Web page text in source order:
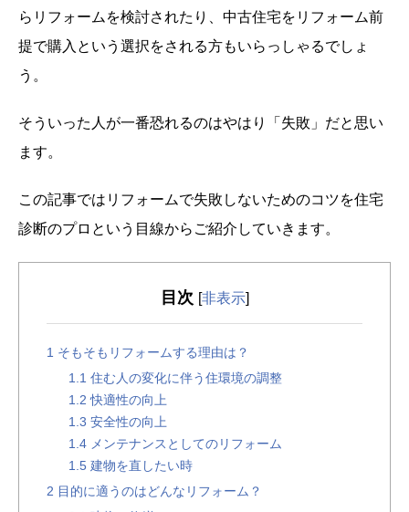
らリフォームを検討されたり、中古住宅をリフォーム前
提で購入という選択をされる方もいらっしゃるでしょ
う。
そういった人が一番恐れるのはやはり「失敗」だと思い
ます。
この記事ではリフォームで失敗しないためのコツを住宅
診断のプロという目線からご紹介していきます。
目次 [非表示]
1 そもそもリフォームする理由は？
1.1 住む人の変化に伴う住環境の調整
1.2 快適性の向上
1.3 安全性の向上
1.4 メンテナンスとしてのリフォーム
1.5 建物を直したい時
2 目的に適うのはどんなリフォーム？